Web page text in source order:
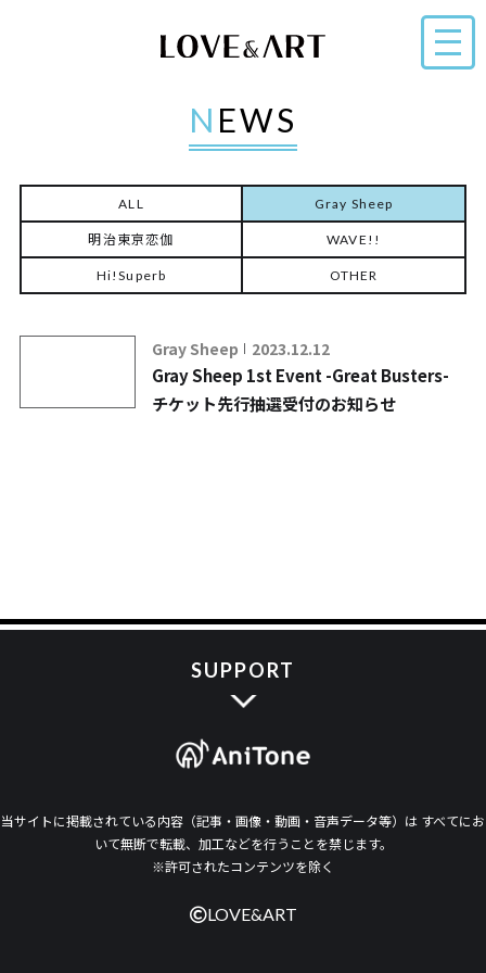
NEWS
ALL Gray Sheep
明治東亰恋伽 WAVE!!
Hi!Superb OTHER
Gray Sheep 2023.12.12
Gray Sheep 1st Event -Great Busters-
チケット先行抽選受付のお知らせ
SUPPORT
当サイトに掲載されている内容（記事・画像・動画・音声データ等）は すべてにお
いて無断で転載、加工などを行うことを禁じます。
※許可されたコンテンツを除く
LOVE&ART